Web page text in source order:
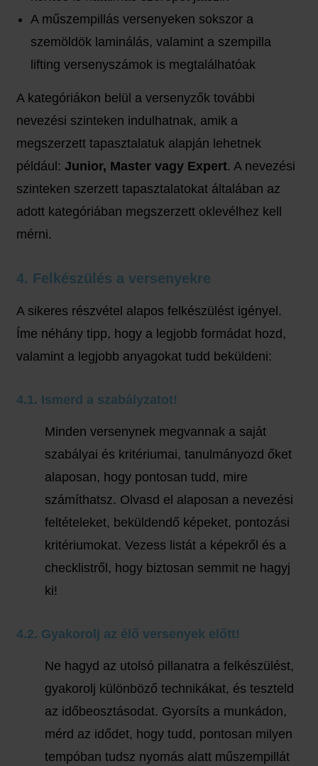
A műszempillás versenyeken sokszor a
szemöldök laminálás, valamint a szempilla
lifting versenyszámok is megtalálhatóak
A kategóriákon belül a versenyzők további
nevezési szinteken indulhatnak, amik a
megszerzett tapasztalatuk alapján lehetnek
például:Junior, Master vagy Expert. A nevezési
szinteken szerzett tapasztalatokat általában az
adott kategóriában megszerzett oklevélhez kell
mérni.
4. Felkészülés a versenyekre
A sikeres részvétel alapos felkészülést igényel.
Íme néhány tipp, hogy a legjobb formádat hozd,
valamint a legjobb anyagokat tudd beküldeni:
4.1. Ismerd a szabályzatot!
Minden versenynek megvannak a saját
szabályai és kritériumai, tanulmányozd őket
alaposan, hogy pontosan tudd, mire
számíthatsz. Olvasd el alaposan a nevezési
feltételeket, beküldendő képeket, pontozási
kritériumokat. Vezess listát a képekről és a
checklistről, hogy biztosan semmit ne hagyj
ki!
4.2. Gyakorolj az élő versenyek előtt!
Ne hagyd az utolsó pillanatra a felkészülést,
gyakorolj különböző technikákat, és teszteld
az időbeosztásodat. Gyorsíts a munkádon,
mérd az idődet, hogy tudd, pontosan milyen
tempóban tudsz nyomás alatt műszempillát